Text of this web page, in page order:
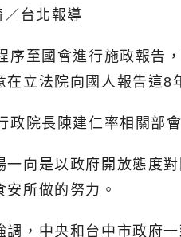
台北報導
序至國會進行施政報告
立法院向國人報告這
政院長陳建仁率相關部
一向是以政府開放態度
所做的努力。
，中央和台中市政府